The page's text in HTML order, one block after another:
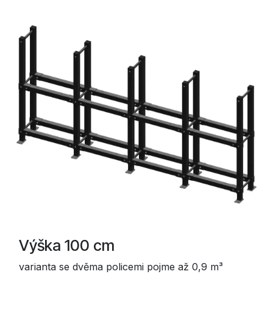
Výška 100 cm
varianta se dvěma policemi pojme až 0,9 m³